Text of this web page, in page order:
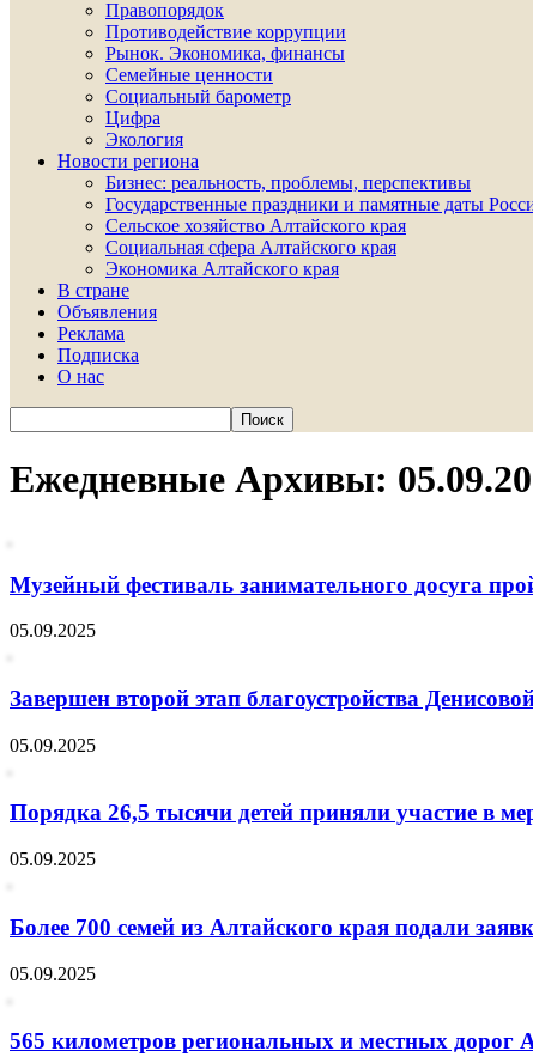
Правопорядок
Противодействие коррупции
Рынок. Экономика, финансы
Семейные ценности
Социальный барометр
Цифра
Экология
Новости региона
Бизнес: реальность, проблемы, перспективы
Государственные праздники и памятные даты
Сельское хозяйство Алтайского края
Социальная сфера Алтайского края
Экономика Алтайского края
В стране
Объявления
Реклама
Подписка
О нас
Ежедневные Архивы:
Музейный фестиваль занимательного досуга
05.09.2025
Завершен второй этап благоустройства
05.09.2025
Порядка 26,5 тысячи детей приняли участие в
05.09.2025
Более 700 семей из Алтайского края подали
05.09.2025
565 километров региональных и местных дорог